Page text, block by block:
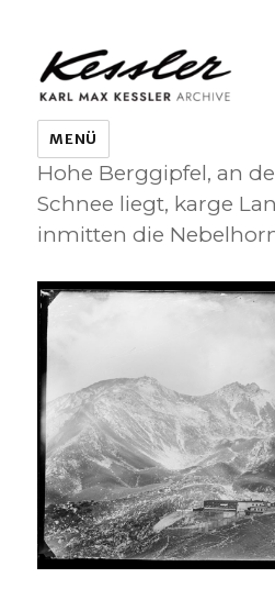
KARL MAX
MENÜ
Hohe Berggipfel, an
Schnee liegt, karge
inmitten die